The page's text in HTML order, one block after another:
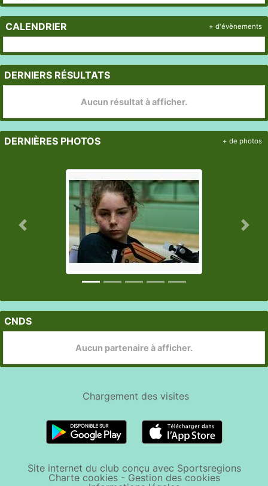
CALENDRIER + d'évènements
DERNIERS RÉSULTATS
Aucun résultat à afficher.
DERNIÈRES PHOTOS
Précedent
+ de photos
CNDS
Aucun partenaire à afficher.
Chargement desvisites
Site internet du club conçu avec Sportsregions
Charte cookies- Gestion des cookies